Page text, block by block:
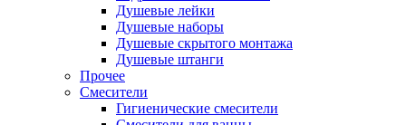
Душевые лейки
Душевые наборы
Душевые скрытого монтажа
Душевые штанги
Прочее
Смесители
Гигиенические смесители